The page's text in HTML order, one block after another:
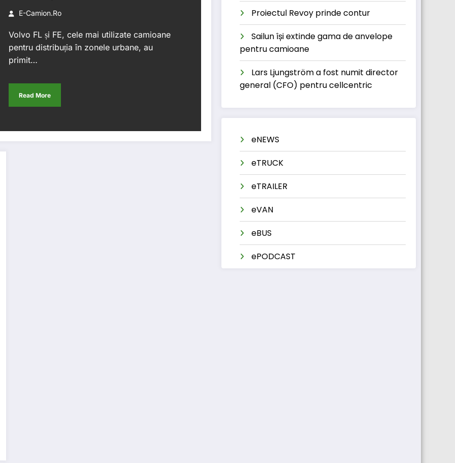
pentru orașe
E-Camion.ro
Volvo FL și FE, cele mai utilizate camioane
pentru distribuția în zonele urbane, au
primit…
Read More
Proiectul Revoy prinde contur
Sailun își extinde gama de anvelope
pentru camioane
Lars Ljungström a fost numit director
general (CFO) pentru cellcentric
eNEWS
eTRUCK
eTRAILER
eVAN
eBUS
ePODCAST